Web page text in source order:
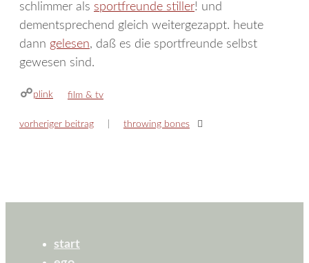
schlimmer als sportfreunde stiller! und
dementsprechend gleich weitergezappt. heute
dann gelesen, daß es die sportfreunde selbst
gewesen sind.
plink kategorien
film & tv
vorheriger beitrag throwing bones
start